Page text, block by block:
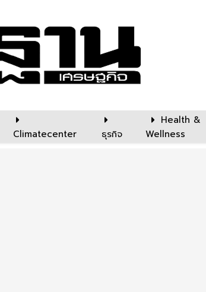
Climatecenter ธุรกิจ
Health &
Wellness